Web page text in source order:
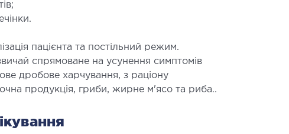
пацієнта та постільний режим.
спрямоване на усунення симптомів
дробове харчування, з раціону
продукція, гриби, жирне м'ясо та риба..